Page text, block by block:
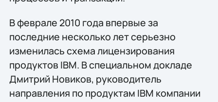
В феврале 2010 года впервые за
последние несколько лет серьезно
изменилась схема лицензирования
продуктов IBM. В специальном докладе
Дмитрий Новиков, руководитель
направления по продуктам IBM компании